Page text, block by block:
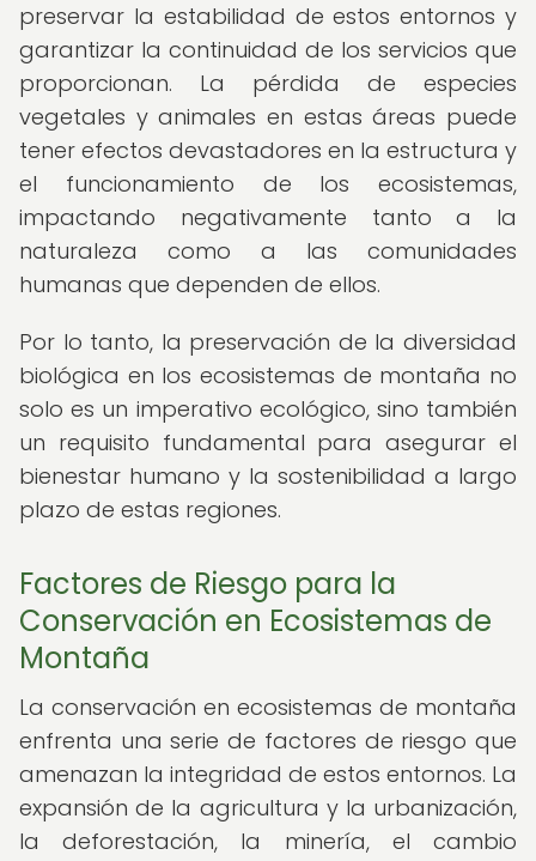
preservar la estabilidad de estos entornos y
garantizar la continuidad de los servicios que
proporcionan. La pérdida de especies
vegetales y animales en estas áreas puede
tener efectos devastadores en la estructura y
el funcionamiento de los ecosistemas,
impactando negativamente tanto a la
naturaleza como a las comunidades
humanas que dependen de ellos.
Por lo tanto, la preservación de la diversidad
biológica en los ecosistemas de montaña no
solo es un imperativo ecológico, sino también
un requisito fundamental para asegurar el
bienestar humano y la sostenibilidad a largo
plazo de estas regiones.
Factores de Riesgo para la
Conservación en Ecosistemas de
Montaña
La conservación en ecosistemas de montaña
enfrenta una serie de factores de riesgo que
amenazan la integridad de estos entornos. La
expansión de la agricultura y la urbanización,
la deforestación, la minería, el cambio